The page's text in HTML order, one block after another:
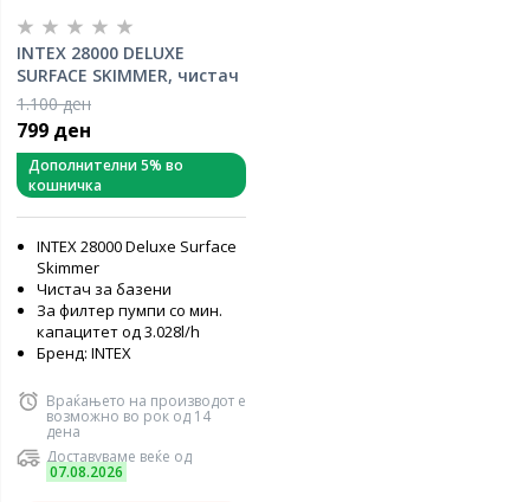
INTEX 28000 DELUXE
SURFACE SKIMMER, чистач
на површината на
базените
1.100 ден
799 ден
Дополнителни 5% во
кошничка
INTEX 28000 Deluxe Surface
Skimmer
Чистач за базени
За филтер пумпи со мин.
капацитет од 3.028l/h
Бренд: INTEX
Враќањето на производот е
возможно во рок од 14
дена
Доставуваме веќе од
07.08.2026